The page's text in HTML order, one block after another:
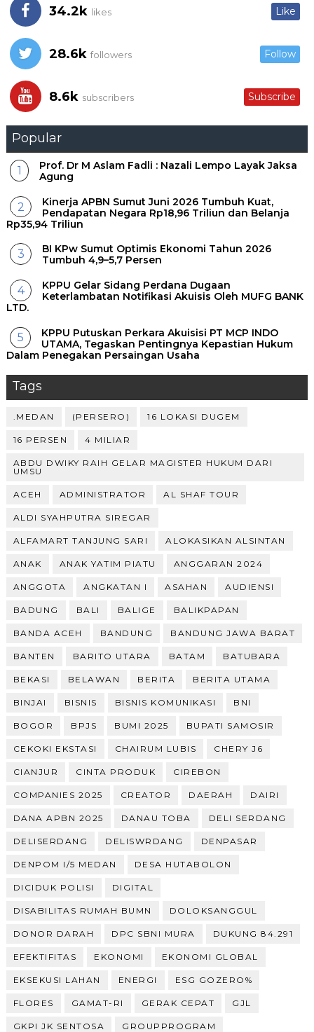
34.2k likes Like
28.6k followers Follow
8.6k subscribers Subscribe
Popular
Prof. Dr M Aslam Fadli : Nazali Lempo Layak Jaksa
Agung
Kinerja APBN Sumut Juni 2026 Tumbuh Kuat,
Pendapatan Negara Rp18,96 Triliun dan Belanja
Rp35,94 Triliun
BI KPw Sumut Optimis Ekonomi Tahun 2026
Tumbuh 4,9–5,7 Persen
KPPU Gelar Sidang Perdana Dugaan
Keterlambatan Notifikasi Akuisis Oleh MUFG BANK
LTD.
KPPU Putuskan Perkara Akuisisi PT MCP INDO
UTAMA, Tegaskan Pentingnya Kepastian Hukum
Dalam Penegakan Persaingan Usaha
Tags
.MEDAN (PERSERO) 16 LOKASI DUGEM
16 PERSEN 4 MILIAR
ABDU DWIKY RAIH GELAR MAGISTER HUKUM DARI
UMSU
ACEH ADMINISTRATOR AL SHAF TOUR
ALDI SYAHPUTRA SIREGAR
ALFAMART TANJUNG SARI ALOKASIKAN ALSINTAN
ANAK ANAK YATIM PIATU ANGGARAN 2024
ANGGOTA ANGKATAN I ASAHAN AUDIENSI
BADUNG BALI BALIGE BALIKPAPAN
BANDA ACEH BANDUNG BANDUNG JAWA BARAT
BANTEN BARITO UTARA BATAM BATUBARA
BEKASI BELAWAN BERITA BERITA UTAMA
BINJAI BISNIS BISNIS KOMUNIKASI BNI
BOGOR BPJS BUMI 2025 BUPATI SAMOSIR
CEKOKI EKSTASI CHAIRUM LUBIS CHERY J6
CIANJUR CINTA PRODUK CIREBON
COMPANIES 2025 CREATOR DAERAH DAIRI
DANA APBN 2025 DANAU TOBA DELI SERDANG
DELISERDANG DELISWRDANG DENPASAR
DENPOM I/5 MEDAN DESA HUTABOLON
DICIDUK POLISI DIGITAL
DISABILITAS RUMAH BUMN DOLOKSANGGUL
DONOR DARAH DPC SBNI MURA DUKUNG 84.291
EFEKTIFITAS EKONOMI EKONOMI GLOBAL
EKSEKUSI LAHAN ENERGI ESG GOZERO%
FLORES GAMAT-RI GERAK CEPAT GJL
GKPI JK SENTOSA GROUPPROGRAM